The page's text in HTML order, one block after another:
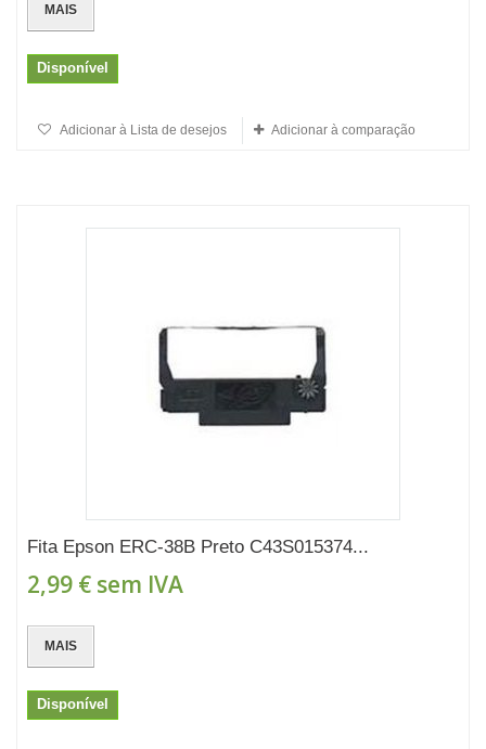
MAIS
Disponível
Adicionar à Lista de desejos Adicionar à comparação
Fita Epson ERC-38B Preto C43S015374...
2,99 € sem IVA
MAIS
Disponível